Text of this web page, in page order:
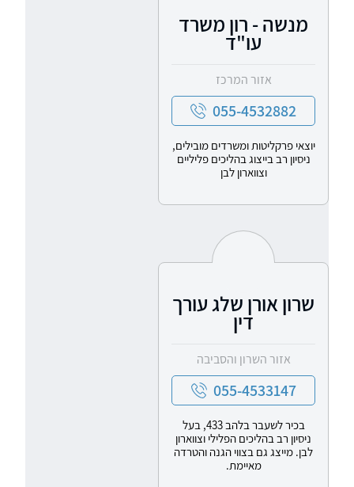
מנשה - רון משרד
עו"ד
אזור המרכז
055-4532882
יוצאי פרקליטות ומשרדים מובילים,
ניסיון רב בייצוג בהליכים פליליים
וצווארון לבן
שרון אורן שלג עורך
דין
אזור השרון והסביבה
055-4533147
בכיר לשעבר בלהב 433, בעל
ניסיון רב בהליכים הפלילי וצווארון
לבן. מייצג גם בצווי הגנה והטרדה
מאיימת.